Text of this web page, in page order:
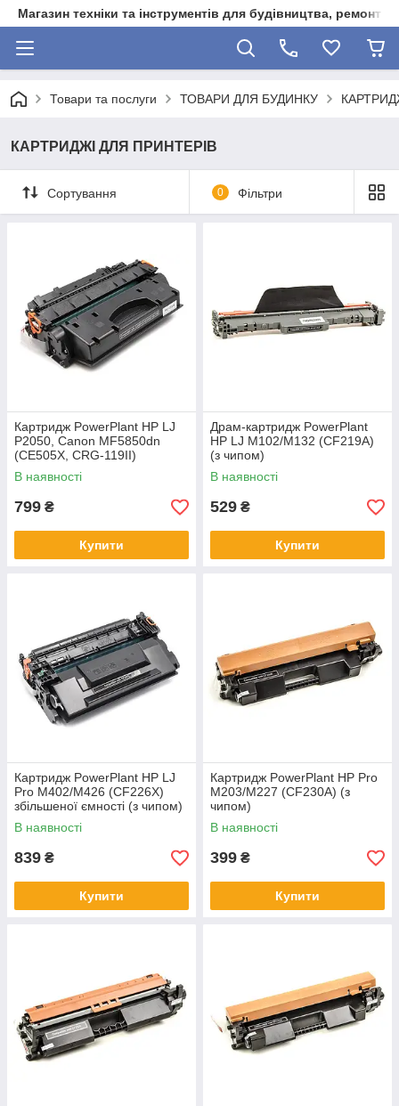
Магазин техніки та інструментів для будівництва, ремонту,
Товари та послуги ТОВАРИ ДЛЯ БУДИНКУ
КАРТРИДЖІ ДЛЯ ПРИНТЕРІВ
Сортування 0 Фільтри
Картридж PowerPlant HP LJ
P2050, Canon MF5850dn
(CE505X, CRG-119II)
збільшеної ємності (з чип
В наявності
799 ₴
Купити
Драм-картридж PowerPlant
HP LJ M102/M132 (CF219A)
(з чипом)
В наявності
529 ₴
Купити
Картридж PowerPlant HP LJ
Pro M402/M426 (CF226X)
збільшеної ємності (з чипом)
В наявності
839 ₴
Купити
Картридж PowerPlant HP Pro
M203/M227 (CF230A) (з
чипом)
В наявності
399 ₴
Купити